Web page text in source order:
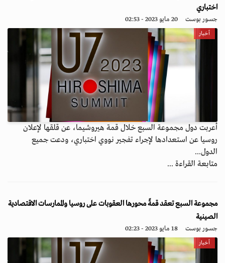
اختباري
جسور بوست 20 مايو 2023 - 02:53
أخبار
أعربت دول مجموعة السبع خلال قمة هيروشيما، عن قلقها لإعلان
روسيا عن استعدادها لإجراء تفجير نووي اختباري، ودعت جميع
الدول...
متابعة القراءة ...
مجموعة السبع تعقد قمةً محورها العقوبات على روسيا والممارسات الاقتصادية
الصينية
جسور بوست 18 مايو 2023 - 02:23
أخبار